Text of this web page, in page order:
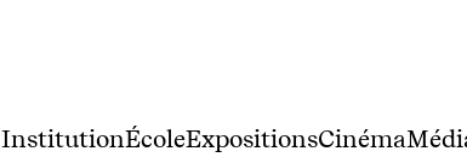
InstitutionÉcoleExpositionsCinéma